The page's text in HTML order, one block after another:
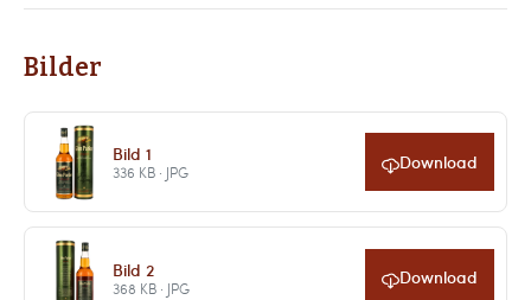
Bilder
Bild 1
336 KB · JPG Download
Bild 2
368 KB · JPG Download